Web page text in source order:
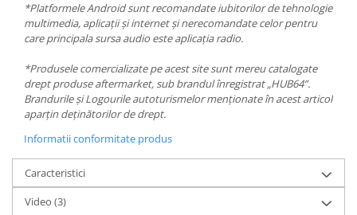
*Platformele Android sunt recomandate iubitorilor de tehnologie
multimedia, aplicații și internet și nerecomandate celor pentru
care principala sursa audio este aplicația radio.
*Produsele comercializate pe acest site sunt mereu catalogate
drept produse aftermarket, sub brandul înregistrat „HUB64”.
Brandurile și Logourile autoturismelor menționate în acest articol
aparțin deținătorilor de drept.
Informatii conformitate produs
Caracteristici
Video (3)